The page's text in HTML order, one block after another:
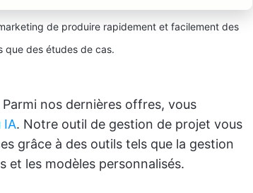
de produire rapidement et facilement des
que des études de cas.
nos dernières offres, vous
IA. Notre outil de gestion de projet vous
grâce à des outils tels que la gestion
et les modèles personnalisés.